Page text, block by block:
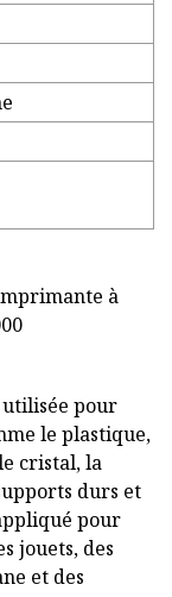
à
pour
le plastique,
cristal, la
durs et
pour
jouets, des
et des